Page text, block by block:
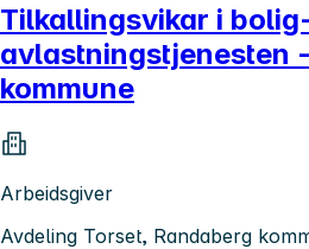
Tilkallingsvikar i
avlastningstjenesten
kommune
Arbeidsgiver
Avdeling Torset, Randaberg